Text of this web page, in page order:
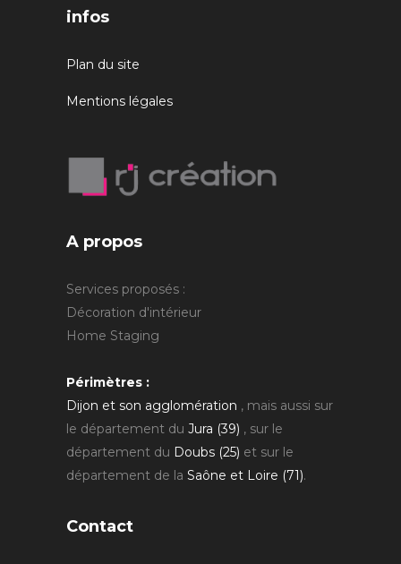
infos
Plan du site
Mentions légales
A propos
Services proposés :
Décoration d'intérieur
Home Staging
Périmètres :
Dijon et son agglomération , mais aussi sur
le département du Jura (39) , sur le
département du Doubs (25) et sur le
département de la Saône et Loire (71).
Contact